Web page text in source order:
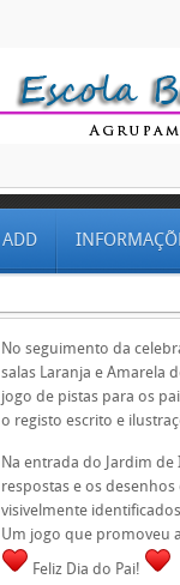
ADD
No seguimento da
salas Laranja e Amarela
jogo de pistas para os
o registo escrito e
Na entrada do Jardim
respostas e os
visivelmente
Um jogo que promoveu
Feliz Dia do Pai!